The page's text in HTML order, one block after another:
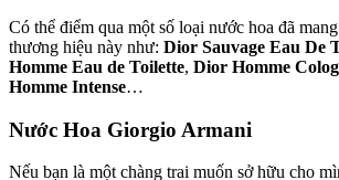
Có thể điểm qua một số loại nước hoa đã
thương hiệu này như: Dior Sauvage Eau De
Homme Eau de Toilette, Dior Homme
Homme Intense…
Nước Hoa Giorgio Armani
Nếu bạn là một chàng trai muốn sở hữu cho